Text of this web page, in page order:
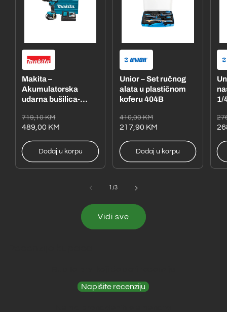
Makita –
Akumulatorska
udarna bušilica-
DHP485RFE1
Redovna
cijena
719,10 KM
Akcijska
cijena
489,00 KM
Dodaj u korpu
Unior – Set ručnog
alata u plastičnom
koferu 404B
Redovna
cijena
410,00 KM
Akcijska
cijena
217,90 KM
Dodaj u korpu
1/
/od
3
Vidi sve
Napišite recenziju